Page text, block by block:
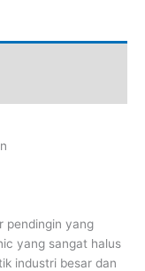
pendingin yang
yang sangat halus
industri besar dan